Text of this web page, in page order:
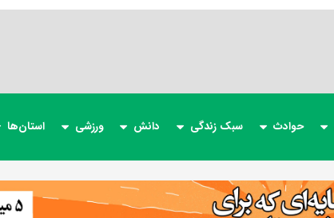
حوادث سبک زندگی دانش ورزشی استان‌ها